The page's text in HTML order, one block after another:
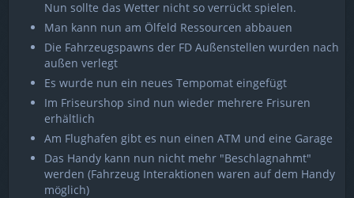
Nun sollte das Wetter nicht so verrückt spielen.
Man kann nun am Ölfeld Ressourcen abbauen
Die Fahrzeugspawns der FD Außenstellen wurden nach
außen verlegt
Es wurde nun ein neues Tempomat eingefügt
Im Friseurshop sind nun wieder mehrere Frisuren
erhältlich
Am Flughafen gibt es nun einen ATM und eine Garage
Das Handy kann nun nicht mehr "Beschlagnahmt"
werden (Fahrzeug Interaktionen waren auf dem Handy
möglich)